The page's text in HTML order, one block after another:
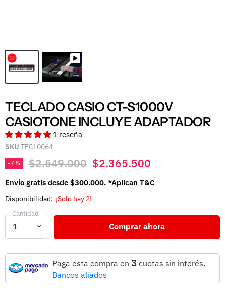
TECLADO CASIO CT-S1000V
CASIOTONE INCLUYE ADAPTADOR
1 reseña
SKU TECL0064
-7% Precio original
$2.549.000 Precio actual
$2.365.500
Envío gratis desde $300.000. *Aplican T&C
Disponibilidad: ¡Solo hay 2!
Cantidad
Comprar ahora
Paga esta compra en 3 cuotas sin interés.
Bancos aliados